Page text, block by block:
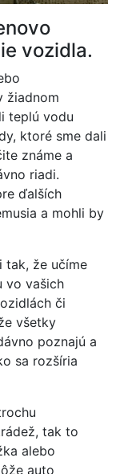
vozidla.
žiadnom
teplú vodu
ktoré sme dali
známe a
riadi.
ďalších
a mohli by
tak, že učíme
vo vašich
či
všetky
poznajú a
sa rozšíria
tak to
alebo
auto